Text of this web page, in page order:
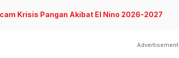
Krisis Pangan Akibat El Nino 2026-2027
Advertisement